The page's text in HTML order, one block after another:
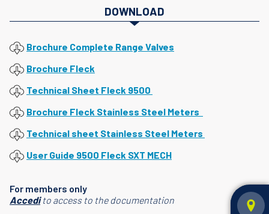
DOWNLOAD
Brochure Complete Range Valves
Brochure Fleck
Technical Sheet Fleck 9500
Brochure Fleck Stainless Steel Meters
Technical sheet Stainless Steel Meters
User Guide 9500 Fleck SXT MECH
For members only
Accedito access to the documentation